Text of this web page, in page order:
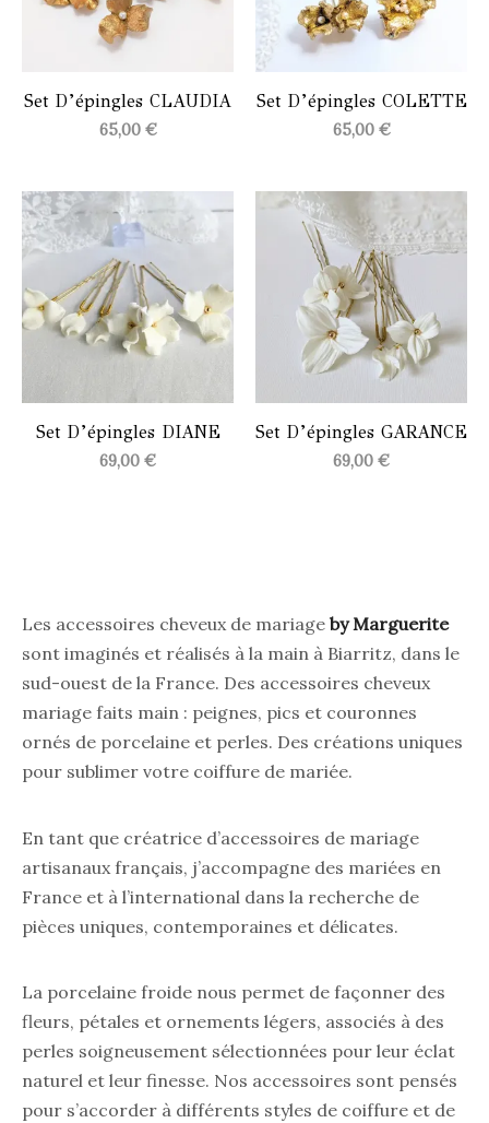
Set D’épingles CLAUDIA
65,00 €
Set D’épingles COLETTE
65,00 €
Set D’épingles DIANE
69,00 €
Set D’épingles GARANCE
69,00 €
Les accessoires cheveux de mariage by Marguerite
sont imaginés et réalisés à la main à Biarritz, dans le
sud-ouest de la France. Des accessoires cheveux
mariage faits main : peignes, pics et couronnes
ornés de porcelaine et perles. Des créations uniques
pour sublimer votre coiffure de mariée.
En tant que créatrice d’accessoires de mariage
artisanaux français, j’accompagne des mariées en
France et à l’international dans la recherche de
pièces uniques, contemporaines et délicates.
La porcelaine froide nous permet de façonner des
fleurs, pétales et ornements légers, associés à des
perles soigneusement sélectionnées pour leur éclat
naturel et leur finesse. Nos accessoires sont pensés
pour s’accorder à différents styles de coiffure et de